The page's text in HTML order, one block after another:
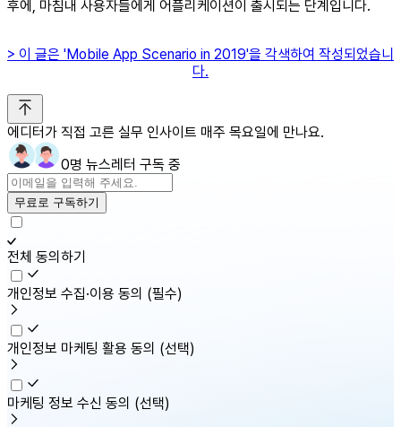
후에, 마침내 사용자들에게 어플리케이션이 출시되는 단계입니다. ​
> 이 글은 'Mobile App Scenario in 2019'을 각색하여 작성되었습니
다.
에디터가 직접 고른 실무 인사이트 매주 목요일에 만나요.
0명 뉴스레터 구독 중
무료로 구독하기
전체 동의하기
개인정보 수집·이용 동의 (필수)
개인정보 마케팅 활용 동의 (선택)
마케팅 정보 수신 동의 (선택)